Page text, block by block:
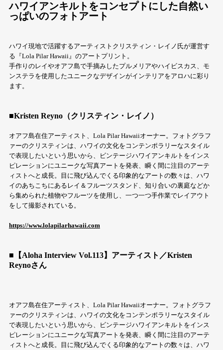
ハワイアンキルトをコンセプトにした自然い
っぱいのフォトアート
ハワイ現地で活躍するアーティストクリスティン・レイノ氏が運営す
る『Lola Pilar Hawaii』のアートプリント。
手作りのレイやオアフ島で手摘みしたプルメリアやハイビスカス、モ
ンステラを使用したユニークなデザインがインテリアをアロハに彩り
ます。
■Kristen Reyno（クリスティン・レイノ）
オアフ島在住アーティスト、Lola Pilar Hawaiiオーナー。フォトグラフ
ァーのクリスティンは、ハワイの文化をコンテンポラリーなスタイル
で表現したいという思いから、ビンテージハワイアンキルトをインス
ピレーションにユニークな写真アートを発表、瞬く間に注目のアーテ
ィストへと成長。目に飛び込んでくる印象的なアートの数々は、ハワ
イのあちこちにあるレイ＆フルーツスタンド、知り合いの裏庭などか
ら集められた植物やフルーツを使用し、一つ一つ手作業でレイアウト
をして撮影されている。
https://www.lolapilarhawaii.com
■【Aloha Interview Vol.113】アーティスト／Kristen
Reynoさん
オアフ島在住アーティスト、Lola Pilar Hawaiiオーナー。フォトグラフ
ァーのクリスティンは、ハワイの文化をコンテンポラリーなスタイル
で表現したいという思いから、ビンテージハワイアンキルトをインス
ピレーションにユニークな写真アートを発表、瞬く間に注目のアーテ
ィストへと成長。目に飛び込んでくる印象的なアートの数々は、ハワ